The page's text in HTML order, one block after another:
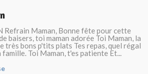
Refrain Maman, Bonne fête pour cette
baisers, toi maman adorée Toi Maman, la
très bons p'tits plats Tes repas, quel régal
Toi Maman, t'es patiente Et...